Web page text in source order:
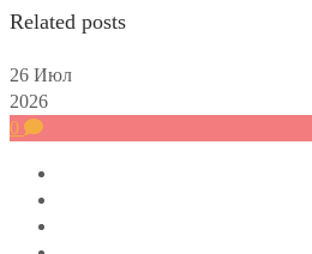
Related posts
26 Июл
2026
0